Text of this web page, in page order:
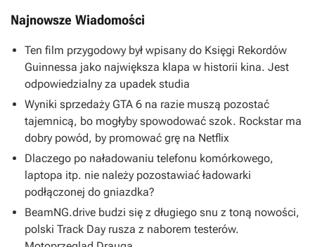
Najnowsze Wiadomości
Ten film przygodowy był wpisany do Księgi Rekordów
Guinnessa jako największa klapa w historii kina. Jest
odpowiedzialny za upadek studia
Wyniki sprzedaży GTA 6 na razie muszą pozostać
tajemnicą, bo mogłyby spowodować szok. Rockstar ma
dobry powód, by promować grę na Netflix
Dlaczego po naładowaniu telefonu komórkowego,
laptopa itp. nie należy pozostawiać ładowarki
podłączonej do gniazdka?
BeamNG.drive budzi się z długiego snu z toną nowości,
polski Track Day rusza z naborem testerów.